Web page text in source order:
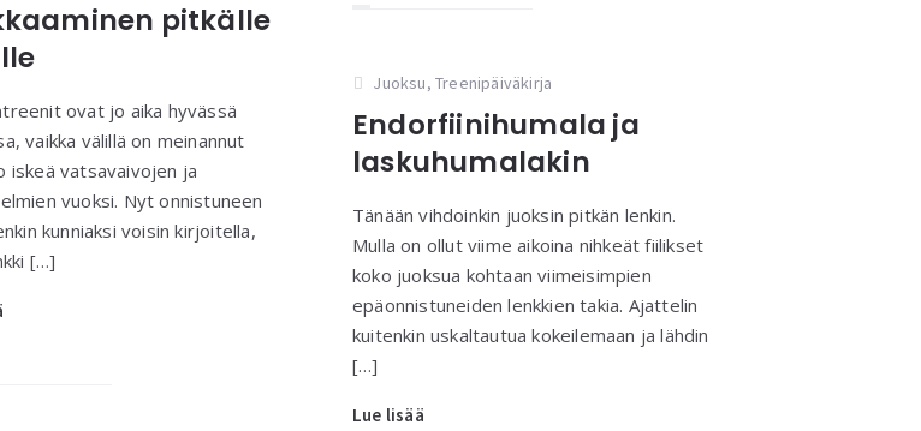
pitkälle
ovat jo aika hyvässä
vaikka välillä on meinannut
iskeä vatsavaivojen ja
vuoksi. Nyt onnistuneen
kunniaksi voisin kirjoitella,
[…]
Juoksu,Treenipäiväkirja
Endorfiinihumala ja
laskuhumalakin
Tänään vihdoinkin juoksin pitkän lenkin.
Mulla on ollut viime aikoina nihkeät fiilikset
koko juoksua kohtaan viimeisimpien
epäonnistuneiden lenkkien takia. Ajattelin
kuitenkin uskaltautua kokeilemaan ja lähdin
[…]
Lue lisää